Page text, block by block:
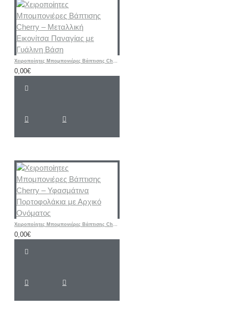
Χειροποίητες Μπομπονιέρες Βάπτισης Cherry – Μεταλλική Εικονίτσα Παναγίας με Γυάλινη Βάση
0,00€
Χειροποίητες Μπομπονιέρες Βάπτισης Cherry – Υφασμάτινα Πορτοφολάκια με Αρχικό Ονόματος
0,00€